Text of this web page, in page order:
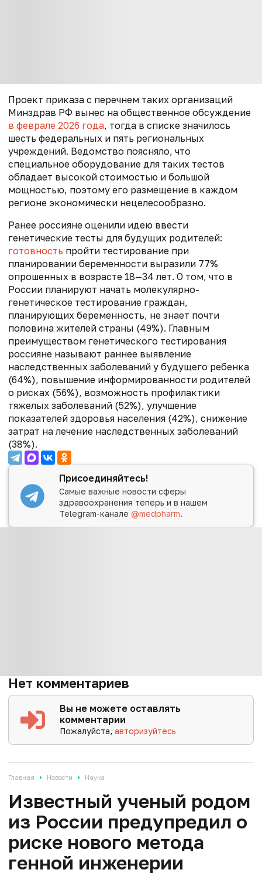
Проект приказа с перечнем таких организаций
Минздрав РФ вынес на общественное обсуждение
в феврале 2026 года, тогда в списке значилось
шесть федеральных и пять региональных
учреждений. Ведомство поясняло, что
специальное оборудование для таких тестов
обладает высокой стоимостью и большой
мощностью, поэтому его размещение в каждом
регионе экономически нецелесообразно.
Ранее россияне оценили идею ввести
генетические тесты для будущих родителей:
готовность пройти тестирование при
планировании беременности выразили 77%
опрошенных в возрасте 18—34 лет. О том, что в
России планируют начать молекулярно-
генетическое тестирование граждан,
планирующих беременность, не знает почти
половина жителей страны (49%). Главным
преимуществом генетического тестирования
россияне называют раннее выявление
наследственных заболеваний у будущего ребенка
(64%), повышение информированности родителей
о рисках (56%), возможность профилактики
тяжелых заболеваний (52%), улучшение
показателей здоровья населения (42%), снижение
затрат на лечение наследственных заболеваний
(38%).
Присоединяйтесь!
Самые важные новости сферы
здравоохранения теперь и в нашем
Telegram-канале@medpharm.
Нет комментариев
Вы не можете оставлять
комментарии
Пожалуйста,авторизуйтесь
Главная • Новости • Наука
Известный ученый родом
из России предупредил о
риске нового метода
генной инженерии